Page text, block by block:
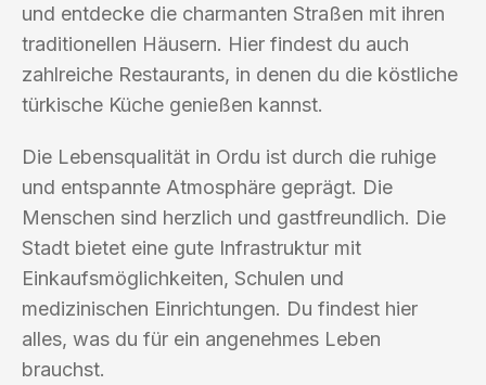
und entdecke die charmanten Straßen mit ihren
traditionellen Häusern. Hier findest du auch
zahlreiche Restaurants, in denen du die köstliche
türkische Küche genießen kannst.
Die Lebensqualität in Ordu ist durch die ruhige
und entspannte Atmosphäre geprägt. Die
Menschen sind herzlich und gastfreundlich. Die
Stadt bietet eine gute Infrastruktur mit
Einkaufsmöglichkeiten, Schulen und
medizinischen Einrichtungen. Du findest hier
alles, was du für ein angenehmes Leben
brauchst.